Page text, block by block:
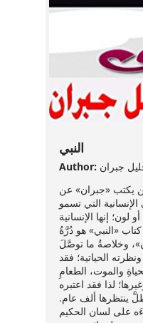
النبي
Author: جبران
يكتب «جبران» عن
الإنسانية التي تسمو
إنها الإنسانية
«النبي» هو دُرَّةُ
وخلاصةُ ما توصَّلَ
الحياتية؛ فقد
والموت، الطعامِ
لذا فقد اعتبره
ظلَّ ينتظرها ألف عام.
على لسان الحكيم